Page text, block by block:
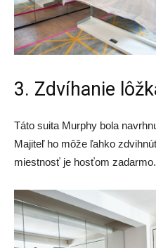
3. Zdvíhanie
Táto suita Murphy bola
Majiteľ ho môže ľahko
miestnosť je hosťom zadarmo.